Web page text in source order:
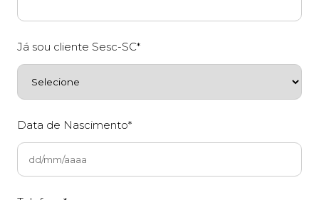
Já sou cliente Sesc-SC*
Data de Nascimento*